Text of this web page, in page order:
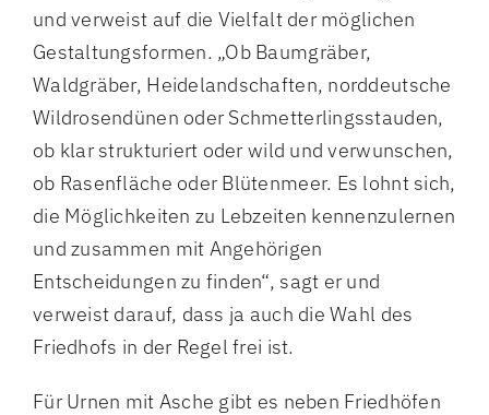
und verweist auf die Vielfalt der möglichen
Gestaltungsformen. „Ob Baumgräber,
Waldgräber, Heidelandschaften, norddeutsche
Wildrosendünen oder Schmetterlingsstauden,
ob klar strukturiert oder wild und verwunschen,
ob Rasenfläche oder Blütenmeer. Es lohnt sich,
die Möglichkeiten zu Lebzeiten kennenzulernen
und zusammen mit Angehörigen
Entscheidungen zu finden“, sagt er und
verweist darauf, dass ja auch die Wahl des
Friedhofs in der Regel frei ist.
Für Urnen mit Asche gibt es neben Friedhöfen